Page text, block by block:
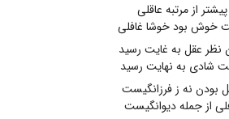
پیشتر از مرتبه عاقلی
خوش بود خوشا غافلی
نظر عقل به غایت رسید
شادی به نهایت رسید
بودن نه ز فرزانگیست
از جمله دیوانگیست